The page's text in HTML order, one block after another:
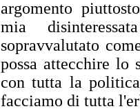
argomento
mia
sopravvalutato
possa attecchire lo
con tutta la
facciamo di tutta